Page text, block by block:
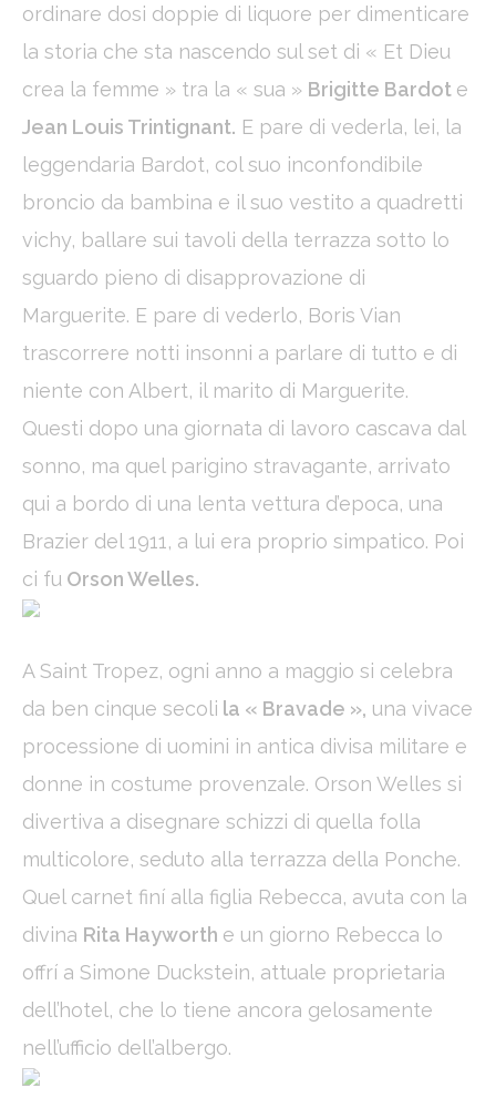
performance and
Analytics
allows user tracking
to enhance the
website
experience
Analytics
allows user tracking
website
experience
Marketing and Ads
Marketing cookies will be used mainly by third party to
across the web for marketing purposes.
Ads user data
Provide consent for sending user data related to advertising
to Google.
Confirm Selection
Less details
ordinare dosi doppie di liquore per dimenticare
la storia che sta nascendo sul set di « Et Dieu
crea la femme » tra la « sua » Brigitte Bardot e
Jean Louis Trintignant. E pare di vederla, lei, la
leggendaria Bardot, col suo inconfondibile
broncio da bambina e il suo vestito a quadretti
vichy, ballare sui tavoli della terrazza sotto lo
sguardo pieno di disapprovazione di
Marguerite. E pare di vederlo, Boris Vian
trascorrere notti insonni a parlare di tutto e di
niente con Albert, il marito di Marguerite.
Questi dopo una giornata di lavoro cascava dal
sonno, ma quel parigino stravagante, arrivato
qui a bordo di una lenta vettura d’epoca, una
Brazier del 1911, a lui era proprio simpatico. Poi
ci fu Orson Welles.
A Saint Tropez, ogni anno a maggio si celebra
da ben cinque secoli la « Bravade », una vivace
processione di uomini in antica divisa militare e
donne in costume provenzale. Orson Welles si
divertiva a disegnare schizzi di quella folla
multicolore, seduto alla terrazza della Ponche.
Quel carnet finí alla figlia Rebecca, avuta con la
divina Rita Hayworth e un giorno Rebecca lo
offrí a Simone Duckstein, attuale proprietaria
dell’hotel, che lo tiene ancora gelosamente
nell’ufficio dell’albergo.